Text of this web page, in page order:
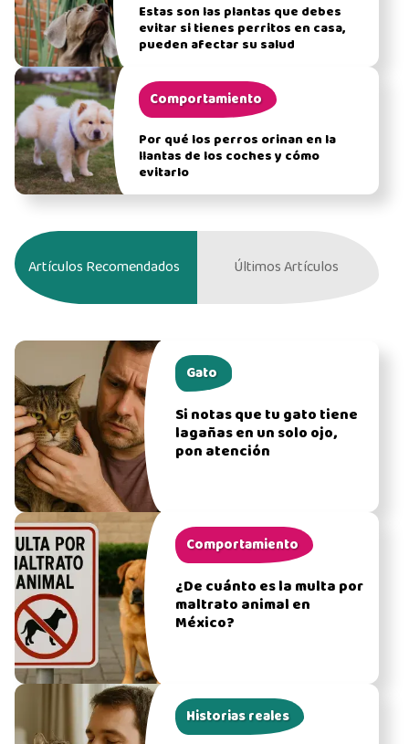
Estas son las plantas que debes
evitar si tienes perritos en casa,
pueden afectar su salud
Comportamiento
Por qué los perros orinan en la
llantas de los coches y cómo
evitarlo
Artículos Recomendados Últimos Artículos
Gato
Si notas que tu gato tiene
lagañas en un solo ojo,
pon atención
Comportamiento
¿De cuánto es la multa por
maltrato animal en
México?
Historias reales